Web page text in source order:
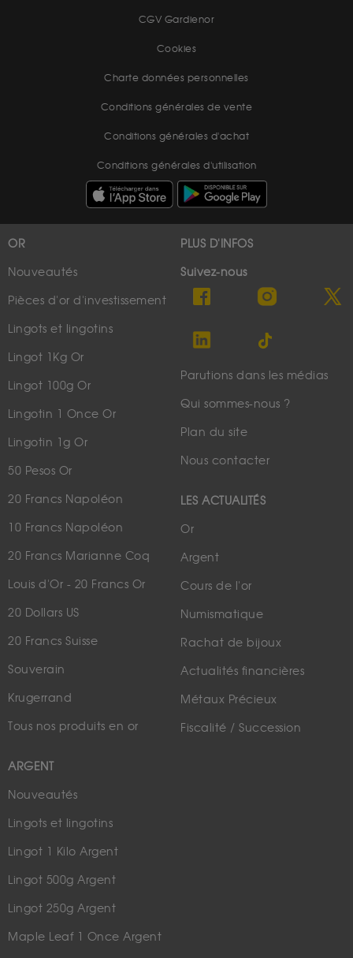
CGV Gardienor
Cookies
Charte données personnelles
Conditions générales de vente
Conditions générales d'achat
Conditions générales d'utilisation
OR
Nouveautés
Pièces d'or d'investissement
Lingots et lingotins
Lingot 1Kg Or
Lingot 100g Or
Lingotin 1 Once Or
Lingotin 1g Or
50 Pesos Or
20 Francs Napoléon
10 Francs Napoléon
20 Francs Marianne Coq
Louis d'Or - 20 Francs Or
20 Dollars US
20 Francs Suisse
Souverain
Krugerrand
Tous nos produits en or
ARGENT
Nouveautés
Lingots et lingotins
Lingot 1 Kilo Argent
Lingot 500g Argent
Lingot 250g Argent
Maple Leaf 1 Once Argent
PLUS D'INFOS
Suivez-nous
Parutions dans les médias
Qui sommes-nous ?
Plan du site
Nous contacter
LES ACTUALITÉS
Or
Argent
Cours de l'or
Numismatique
Rachat de bijoux
Actualités financières
Métaux Précieux
Fiscalité / Succession